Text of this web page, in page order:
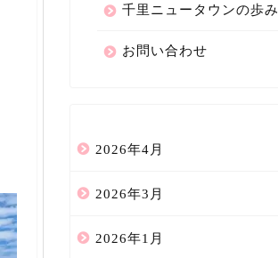
千里ニュータウンの歩み
お問い合わせ
2026年4月
2026年3月
2026年1月